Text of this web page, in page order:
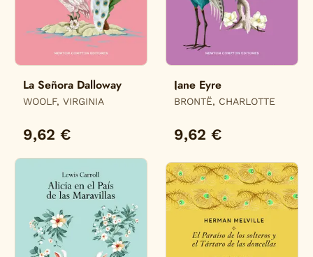
La Señora Dalloway
WOOLF, VIRGINIA
9,62 €
Jane Eyre
BRONTË, CHARLOTTE
9,62 €